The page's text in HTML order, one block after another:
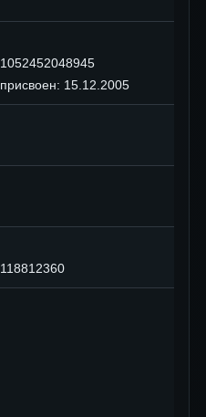
1052452048945
присвоен: 15.12.2005
118812360